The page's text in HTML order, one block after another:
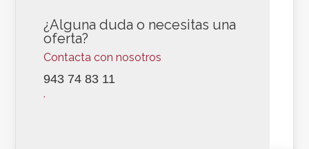
¿Alguna duda o necesitas una
oferta?
Contacta con nosotros
943 74 83 11
.